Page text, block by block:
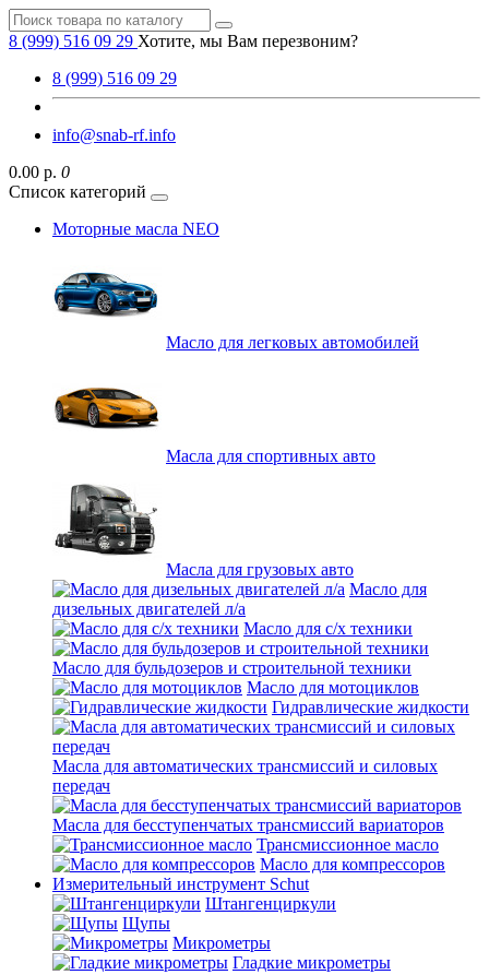
8 (999) 516 09 29 Хотите, мы Вам перезвоним?
8 (999) 516 09 29
info@snab-rf.info
0.00 р. 0
Список категорий
Моторные масла NEO
Масло для легковых автомобилей
Масла для спортивных авто
Масла для грузовых авто
Масло для
дизельных двигателей л/а
Масло для с/х техники
Масло для бульдозеров и строительной техники
Масло для мотоциклов
Гидравлические жидкости
Масла для автоматических трансмиссий и силовых
передач
Масла для бесступенчатых трансмиссий вариаторов
Трансмиссионное масло
Масло для компрессоров
Измерительный инструмент Schut
Штангенциркули
Щупы
Микрометры
Гладкие микрометры